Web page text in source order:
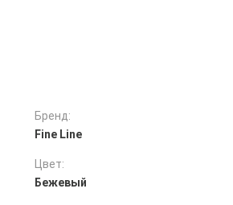
Бренд:
Fine Line
Цвет:
Бежевый